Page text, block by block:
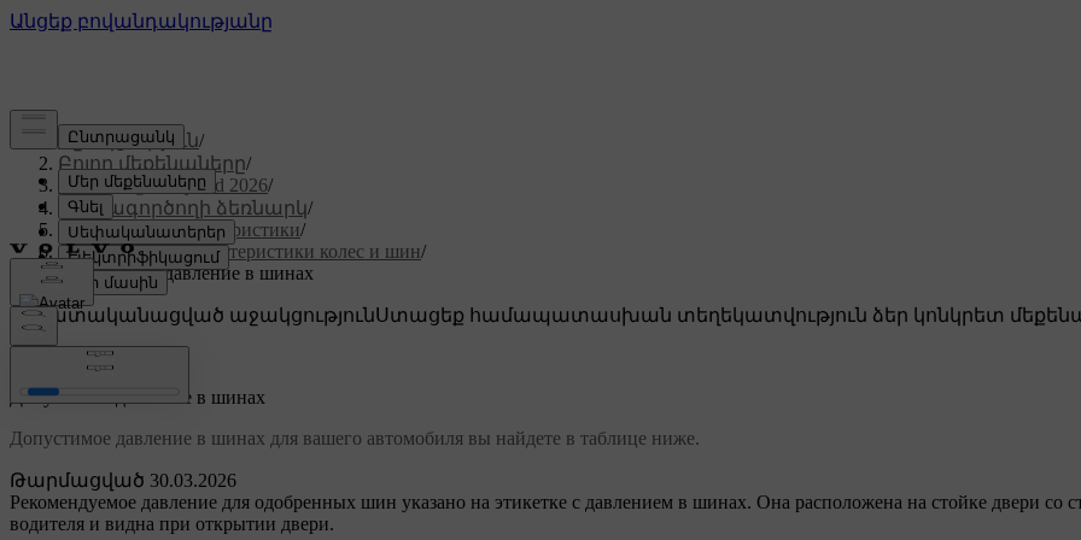
Աջակցություն/
Բոլոր մեքենաները/
XC60 Plug-in Hybrid 2026/
Օգտագործողի ձեռնարկ/
Технические характеристики/
Технические характеристики колес и шин/
Допустимое давление в шинах
Անհատականացված աջակցությունՍտացեք համապատասխան տեղեկատվություն ձեր կոնկրետ
Մուտք գործել
Թարմացված 30.03.2026
Допустимое давление в шинах
Допустимое давление в шинах для вашего автомобиля вы найдете в таблице ниже.
Рекомендуемое давление для одобренных шин указано на этикетке с давлением в шинах. Она расположена на стойке двери со
водителя и видна при открытии двери.